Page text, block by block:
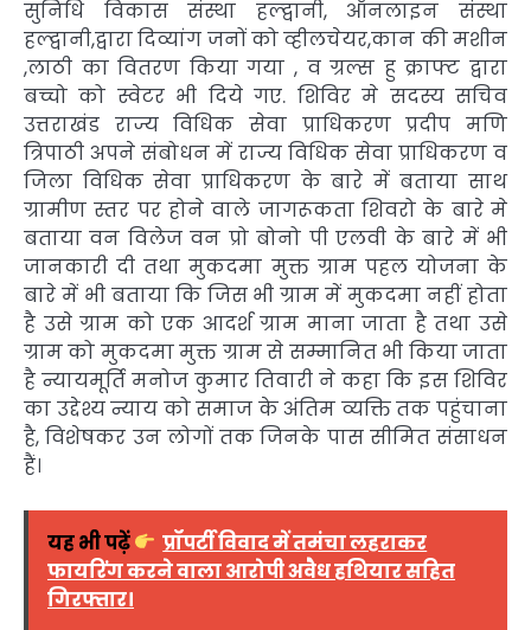
सुनिधि विकास संस्था हल्द्वानी, ऑनलाइन संस्था
हल्द्वानी,द्वारा दिव्यांग जनों को व्हीलचेयर,कान की मशीन
,लाठी का वितरण किया गया , व ग्रल्स हु क्राफ्ट द्वारा
बच्चो को स्वेटर भी दिये गए. शिविर मे सदस्य सचिव
उत्तराखंड राज्य विधिक सेवा प्राधिकरण प्रदीप मणि
त्रिपाठी अपने संबोधन में राज्य विधिक सेवा प्राधिकरण व
जिला विधिक सेवा प्राधिकरण के बारे में बताया साथ
ग्रामीण स्तर पर होने वाले जागरूकता शिवरो के बारे मे
बताया वन विलेज वन प्रो बोनो पी एलवी के बारे में भी
जानकारी दी तथा मुकदमा मुक्त ग्राम पहल योजना के
बारे में भी बताया कि जिस भी ग्राम में मुकदमा नहीं होता
है उसे ग्राम को एक आदर्श ग्राम माना जाता है तथा उसे
ग्राम को मुकदमा मुक्त ग्राम से सम्मानित भी किया जाता
है न्यायमूर्ति मनोज कुमार तिवारी ने कहा कि इस शिविर
का उद्देश्य न्याय को समाज के अंतिम व्यक्ति तक पहुंचाना
है, विशेषकर उन लोगों तक जिनके पास सीमित संसाधन
हैं।
यह भी पढ़ें
प्रॉपर्टी विवाद में तमंचा लहराकर
फायरिंग करने वाला आरोपी अवैध हथियार सहित
गिरफ्तार।